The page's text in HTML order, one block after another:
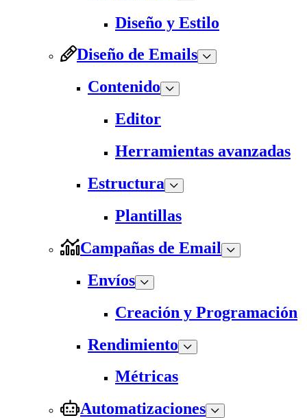
Diseño y Estilo
Diseño de Emails
Contenido
Editor
Herramientas avanzadas
Estructura
Plantillas
Campañas de Email
Envíos
Creación y Programación
Rendimiento
Métricas
Automatizaciones